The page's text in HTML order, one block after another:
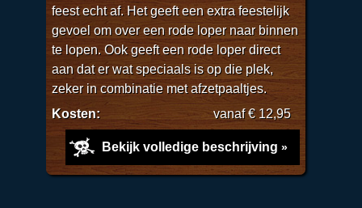
feest echt af. Het geeft een extra feestelijk
gevoel om over een rode loper naar binnen
te lopen. Ook geeft een rode loper direct
aan dat er wat speciaals is op die plek,
zeker in combinatie met afzetpaaltjes.
Kosten:
vanaf € 12,95
Bekijk volledige beschrijving